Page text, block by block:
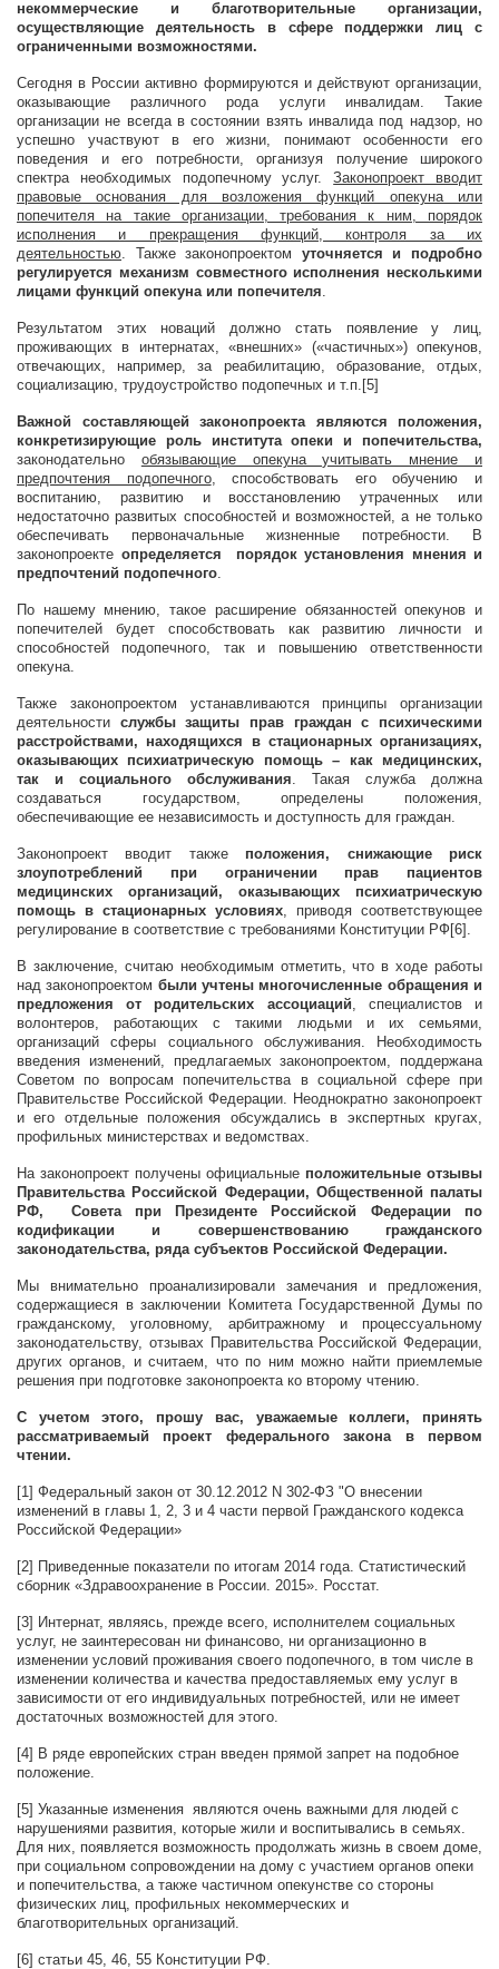
некоммерческие и благотворительные организации,
осуществляющие деятельность в сфере поддержки лиц с
ограниченными возможностями.
Сегодня в России активно формируются и действуют организации,
оказывающие различного рода услуги инвалидам. Такие
организации не всегда в состоянии взять инвалида под надзор, но
успешно участвуют в его жизни, понимают особенности его
поведения и его потребности, организуя получение широкого
спектра необходимых подопечному услуг.Законопроект вводит
правовые основания для возложения функций опекуна или
попечителя на такие организации, требования к ним, порядок
исполнения и прекращения функций, контроля за их
деятельностью. Также законопроектом уточняется и подробно
регулируется механизм совместного исполнения несколькими
лицами функций опекуна или попечителя.
Результатом этих новаций должно стать появление у лиц,
проживающих в интернатах, «внешних» («частичных») опекунов,
отвечающих, например, за реабилитацию, образование, отдых,
социализацию, трудоустройство подопечных и т.п.[5]
Важной составляющей законопроекта являются положения,
конкретизирующие роль института опеки и попечительства,
законодательно обязывающие опекуна учитывать мнение и
предпочтения подопечного, способствовать его обучению и
воспитанию, развитию и восстановлению утраченных или
недостаточно развитых способностей и возможностей, а не только
обеспечивать первоначальные жизненные потребности. В
законопроекте определяется порядок установления мнения и
предпочтений подопечного.
По нашему мнению, такое расширение обязанностей опекунов и
попечителей будет способствовать как развитию личности и
способностей подопечного, так и повышению ответственности
опекуна.
Также законопроектом устанавливаются принципы организации
деятельности службы защиты прав граждан с психическими
расстройствами, находящихся в стационарных организациях,
оказывающих психиатрическую помощь – как медицинских,
так и социального обслуживания. Такая служба должна
создаваться государством, определены положения,
обеспечивающие ее независимость и доступность для граждан.
Законопроект вводит такжеположения, снижающие риск
злоупотреблений при ограничении прав пациентов
медицинских организаций, оказывающих психиатрическую
помощь в стационарных условиях, приводя соответствующее
регулирование в соответствие с требованиями Конституции РФ[6].
В заключение, считаю необходимым отметить, что в ходе работы
над законопроектом были учтены многочисленные обращения и
предложения от родительских ассоциаций, специалистов и
волонтеров, работающих с такими людьми и их семьями,
организаций сферы социального обслуживания. Необходимость
введения изменений, предлагаемых законопроектом, поддержана
Советом по вопросам попечительства в социальной сфере при
Правительстве Российской Федерации. Неоднократно законопроект
и его отдельные положения обсуждались в экспертных кругах,
профильных министерствах и ведомствах.
На законопроект получены официальные положительные отзывы
Правительства Российской Федерации, Общественной палаты
РФ, Совета при Президенте Российской Федерации по
кодификации и совершенствованию гражданского
законодательства, ряда субъектов Российской Федерации.
Мы внимательно проанализировали замечания и предложения,
содержащиеся в заключении Комитета Государственной Думы по
гражданскому, уголовному, арбитражному и процессуальному
законодательству, отзывах Правительства Российской Федерации,
других органов, и считаем, что по ним можно найти приемлемые
решения при подготовке законопроекта ко второму чтению.
С учетом этого, прошу вас, уважаемые коллеги, принять
рассматриваемый проект федерального закона в первом
чтении.
[1] Федеральный закон от 30.12.2012 N 302-ФЗ "О внесении
изменений в главы 1, 2, 3 и 4 части первой Гражданского кодекса
Российской Федерации»
[2] Приведенные показатели по итогам 2014 года. Статистический
сборник «Здравоохранение в России. 2015». Росстат.
[3] Интернат, являясь, прежде всего, исполнителем социальных
услуг, не заинтересован ни финансово, ни организационно в
изменении условий проживания своего подопечного, в том числе в
изменении количества и качества предоставляемых ему услуг в
зависимости от его индивидуальных потребностей, или не имеет
достаточных возможностей для этого.
[4] В ряде европейских стран введен прямой запрет на подобное
положение.
[5] Указанные изменения являются очень важными для людей с
нарушениями развития, которые жили и воспитывались в семьях.
Для них, появляется возможность продолжать жизнь в своем доме,
при социальном сопровождении на дому с участием органов опеки
и попечительства, а также частичном опекунстве со стороны
физических лиц, профильных некоммерческих и
благотворительных организаций.
[6] статьи 45, 46, 55 Конституции РФ.